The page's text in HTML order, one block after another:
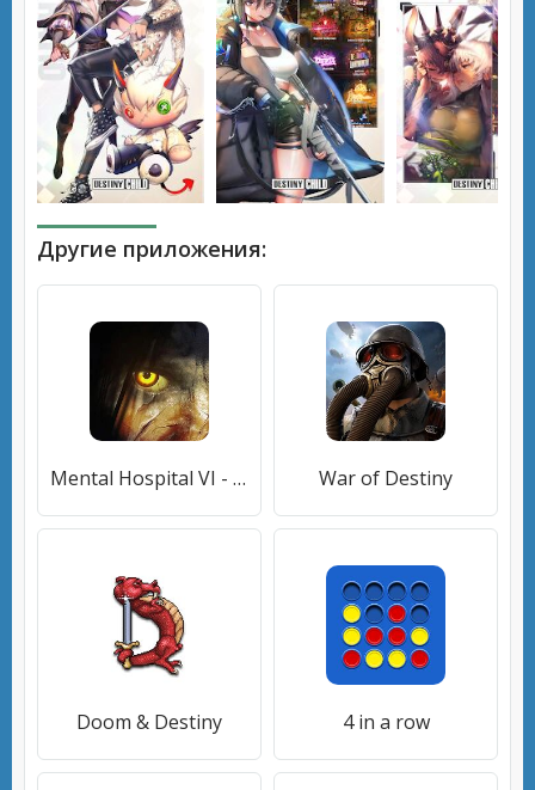
Другие приложения:
Mental Hospital VI - Child of Evil (хоррор игра) War of Destiny
Doom & Destiny 4 in a row